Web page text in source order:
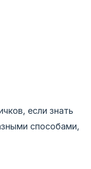
если знать
способами,